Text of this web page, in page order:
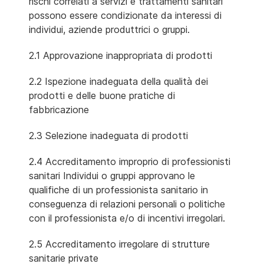
possono essere condizionate da interessi di
individui, aziende produttrici o gruppi.
2.1 Approvazione inappropriata di prodotti
2.2 Ispezione inadeguata della qualità dei
prodotti e delle buone pratiche di
fabbricazione
2.3 Selezione inadeguata di prodotti
2.4 Accreditamento improprio di professionisti
sanitari Individui o gruppi approvano le
qualifiche di un professionista sanitario in
conseguenza di relazioni personali o politiche
con il professionista e/o di incentivi irregolari.
2.5 Accreditamento irregolare di strutture
sanitarie private